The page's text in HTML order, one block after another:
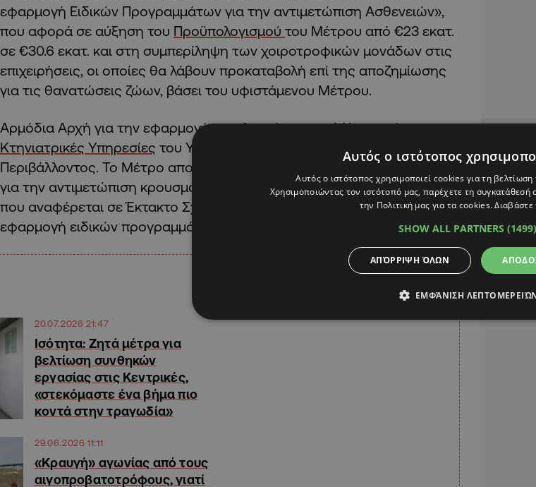
εφαρμογή Ειδικών Προγραμμάτων για την αντιμετώπιση Ασθενειών»,
που αφορά σε αύξηση του Προϋπολογισμού του Μέτρου από €23 εκατ.
σε €30.6 εκατ. και στη συμπερίληψη των χοιροτροφικών μονάδων στις
επιχειρήσεις, οι οποίες θα λάβουν προκαταβολή επί της αποζημίωσης
για τις θανατώσεις ζώων, βάσει του υφιστάμενου Μέτρου.
Αρμόδια Αρχή για την εφαρμογή και υλοποίηση του Μέτρου είναι οι
Κτηνιατρικές Υπηρεσίες του Υπουργείου Γεωργίας, Φυσικών Πόρων και
Περιβάλλοντος. Το Μέτρο αποσκοπεί στην εφαρμογή προγράμματος
για την αντιμετώπιση κρουσμάτων σε περίπτωση εμφάνισης ασθένειας
που αναφέρεται σε Έκτακτο Σχέδιο Δράσης, καθώς και εκπόνηση και
εφαρμογή ειδικών προγραμμάτων για την αντιμετώπιση ασθενειών.
20.07.2026 21:47
Ισότητα: Ζητά μέτρα για
βελτίωση συνθηκών
εργασίας στις Κεντρικές,
«στεκόμαστε ένα βήμα πιο
κοντά στην τραγωδία»
29.06.2026 11:11
«Κραυγή» αγωνίας από τους
αιγοπροβατοτρόφους, γιατί
Αυτός ο ιστότοπος
Αυτός ο ιστότοπος χρησιμοποιεί cookies για τη
Χρησιμοποιώντας τον ιστότοπό μας, παρέχετε τη
την Πολιτική μας για τα cookies.Διαβάστε
SHOW ALL PARTNERS
ΑΠΌΡΡΙΨΗ ΌΛΩΝ
ΕΜΦΆΝΙΣΗ